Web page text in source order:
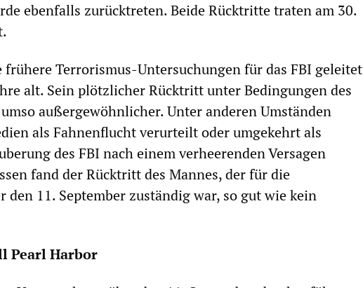
ebenfalls zurücktreten. Beide Rücktritte traten am 30.
frühere Terrorismus-Untersuchungen für das FBI geleitet
alt. Sein plötzlicher Rücktritt unter Bedingungen des
außergewöhnlicher. Unter anderen Umständen
als Fahnenflucht verurteilt oder umgekehrt als
des FBI nach einem verheerenden Versagen
fand der Rücktritt des Mannes, der für die
den 11. September zuständig war, so gut wie kein
Pearl Harbor